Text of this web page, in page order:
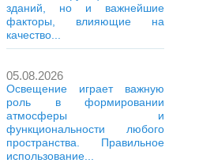
зданий, но и важнейшие
факторы, влияющие на
качество...
05.08.2026
Освещение играет важную
роль в формировании
атмосферы и
функциональности любого
пространства. Правильное
использование...